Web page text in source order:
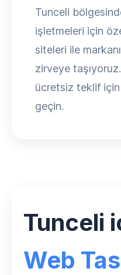
Tunceli
işletmeleri için
siteleri ile
zirveye
ücretsiz teklif
geçin.
Tunceli
Web